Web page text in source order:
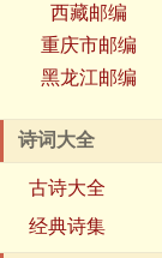
西藏邮编
重庆市邮编
黑龙江邮编
诗词大全
古诗大全
经典诗集